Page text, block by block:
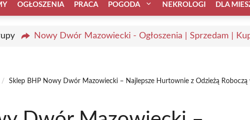
OGŁOSZENIA PRACA POGODA NEKROLOGI DLA
Nowy Dwór Mazowiecki - Ogłoszenia | Sprzedam |
/
Sklep BHP Nowy Dwór Mazowiecki – Najlepsze Hurtownie z Odzieżą Roboczą